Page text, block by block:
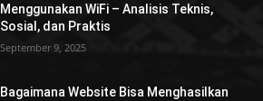
Menggunakan WiFi – Analisis Teknis,
Sosial, dan Praktis
September 9, 2025
Bagaimana Website Bisa Menghasilkan